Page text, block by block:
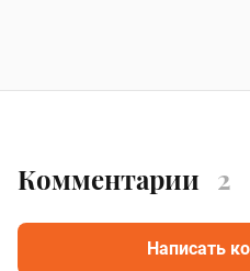
Комментарии 2
Написать